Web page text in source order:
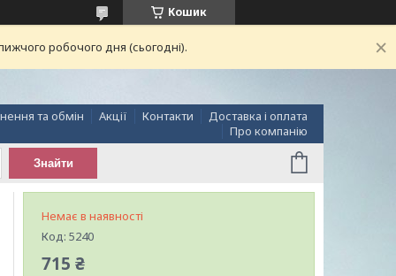
Кошик
робочого дня (сьогодні).
та обмін Акції Контакти
Доставка і оплата
Про компанію
Знайти
Немає в наявності
Код: 5240
715 ₴